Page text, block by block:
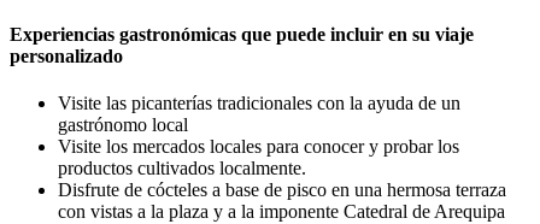
Experiencias gastronómicas que puede incluir en su viaje
personalizado
Visite las picanterías tradicionales con la ayuda de un
gastrónomo local
Visite los mercados locales para conocer y probar los
productos cultivados localmente.
Disfrute de cócteles a base de pisco en una hermosa terraza
con vistas a la plaza y a la imponente Catedral de Arequipa